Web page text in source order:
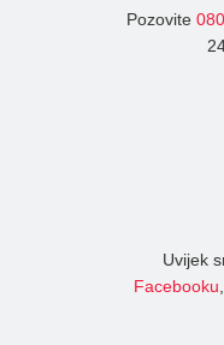
Pozovite
Uvijek
Facebooku